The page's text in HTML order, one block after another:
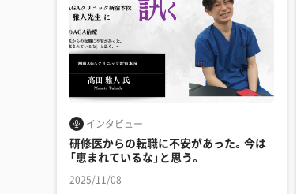
インタビュー
研修医からの転職に不安があった。今は
「恵まれているな」と思う。
2025/11/08